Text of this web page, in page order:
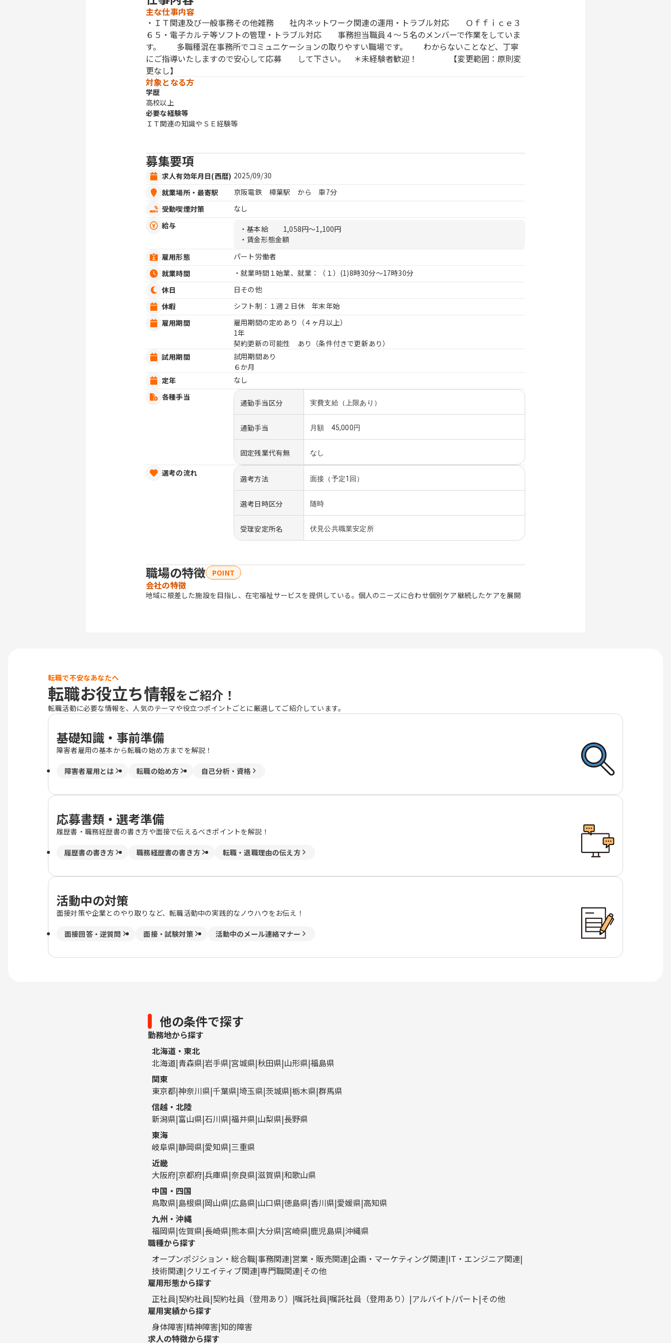
主な仕事内容
・ＩＴ関連及び一般事務その他雑務 社内ネットワーク関連の運用・トラブル対応 Ｏｆｆｉｃｅ３
６５・電子カルテ等ソフトの管理・トラブル対応 事務担当職員４〜５名のメンバーで作業をしていま
す。 多職種混在事務所でコミュニケーションの取りやすい職場です。 わからないことなど、丁寧
にご指導いたしますので安心して応募 して下さい。 ＊未経験者歓迎！ 【変更範囲：原則変
更なし】
対象となる方
学歴
高校以上
必要な経験等
ＩＴ関連の知識やＳＥ経験等
募集要項
求人有効年月日(西暦) 2025/09/30
就業場所・最寄駅
京阪電鉄 樟葉駅 から 車7分
受動喫煙対策
なし
給与
・基本給
1,058円〜1,100円
・賃金形態金額
雇用形態
パート労働者
就業時間
・就業時間１始業、就業：（１） (1)8時30分〜17時30分
休日
日その他
休暇
シフト制：１週２日休 年末年始
雇用期間
雇用期間の定めあり（４ヶ月以上）
1年
契約更新の可能性 あり（条件付きで更新あり）
試用期間
試用期間あり
６か月
定年
なし
各種手当
通勤手当区分 実費支給（上限あり）
通勤手当 月額 45,000円
固定残業代有無 なし
選考の流れ
選考方法 面接（予定1回）
選考日時区分 随時
受理安定所名 伏見公共職業安定所
職場の特徴 POINT
会社の特徴
地域に根差した施設を目指し、在宅福祉サービスを提供している。個人のニーズに合わせ個別ケア継続したケアを展開
転職で不安なあなたへ
転職お役立ち情報をご紹介！
転職活動に必要な情報を、人気のテーマや役立つポイントごとに厳選してご紹介しています。
基礎知識・事前準備
障害者雇用の基本から転職の始め方までを解説！
障害者雇用とは 転職の始め方 自己分析・資格
応募書類・選考準備
履歴書・職務経歴書の書き方や面接で伝えるべきポイントを解説！
履歴書の書き方 職務経歴書の書き方 転職・退職理由の伝え方
活動中の対策
面接対策や企業とのやり取りなど、転職活動中の実践的なノウハウをお伝え！
面接回答・逆質問 面接・試験対策 活動中のメール連絡マナー
他の条件で探す
勤務地から探す
北海道・東北
北海道 青森県 岩手県 宮城県 秋田県 山形県 福島県
関東
東京都 神奈川県 千葉県 埼玉県 茨城県 栃木県 群馬県
信越・北陸
新潟県 富山県 石川県 福井県 山梨県 長野県
東海
岐阜県 静岡県 愛知県 三重県
近畿
大阪府 京都府 兵庫県 奈良県 滋賀県 和歌山県
中国・四国
鳥取県 島根県 岡山県 広島県 山口県 徳島県 香川県 愛媛県 高知県
九州・沖縄
福岡県 佐賀県 長崎県 熊本県 大分県 宮崎県 鹿児島県 沖縄県
職種から探す
オープンポジション・総合職 事務関連 営業・販売関連 企画・マーケティング関連 IT・エンジニア関連
技術関連 クリエイティブ関連 専門職関連 その他
雇用形態から探す
正社員 契約社員 契約社員（登用あり） 嘱託社員 嘱託社員（登用あり） アルバイト/パート その他
雇用実績から探す
身体障害 精神障害 知的障害
求人の特徴から探す